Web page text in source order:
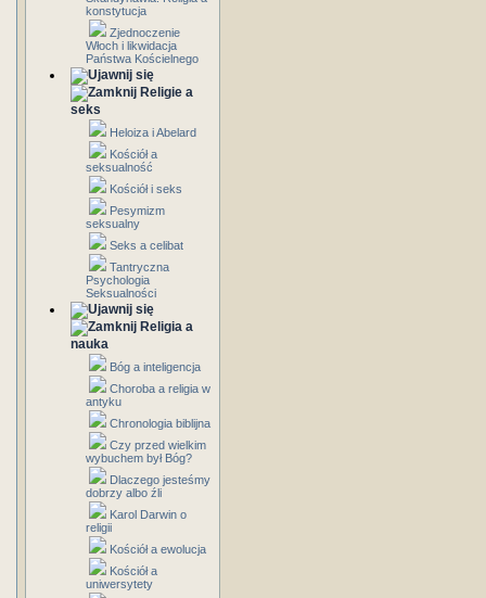
konstytucja
Zjednoczenie
Włoch i likwidacja
Państwa Kościelnego
Religie a
seks
Heloiza i Abelard
Kościół a
seksualność
Kościół i seks
Pesymizm
seksualny
Seks a celibat
Tantryczna
Psychologia
Seksualności
Religia a
nauka
Bóg a inteligencja
Choroba a religia w
antyku
Chronologia biblijna
Czy przed wielkim
wybuchem był Bóg?
Dlaczego jesteśmy
dobrzy albo źli
Karol Darwin o
religii
Kościół a ewolucja
Kościół a
uniwersytety